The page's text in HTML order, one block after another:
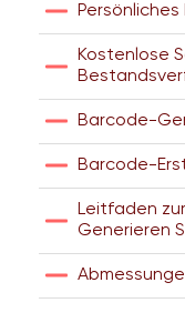
Kostenlose
Barcode-
Barcode-
Leitfaden
Generieren